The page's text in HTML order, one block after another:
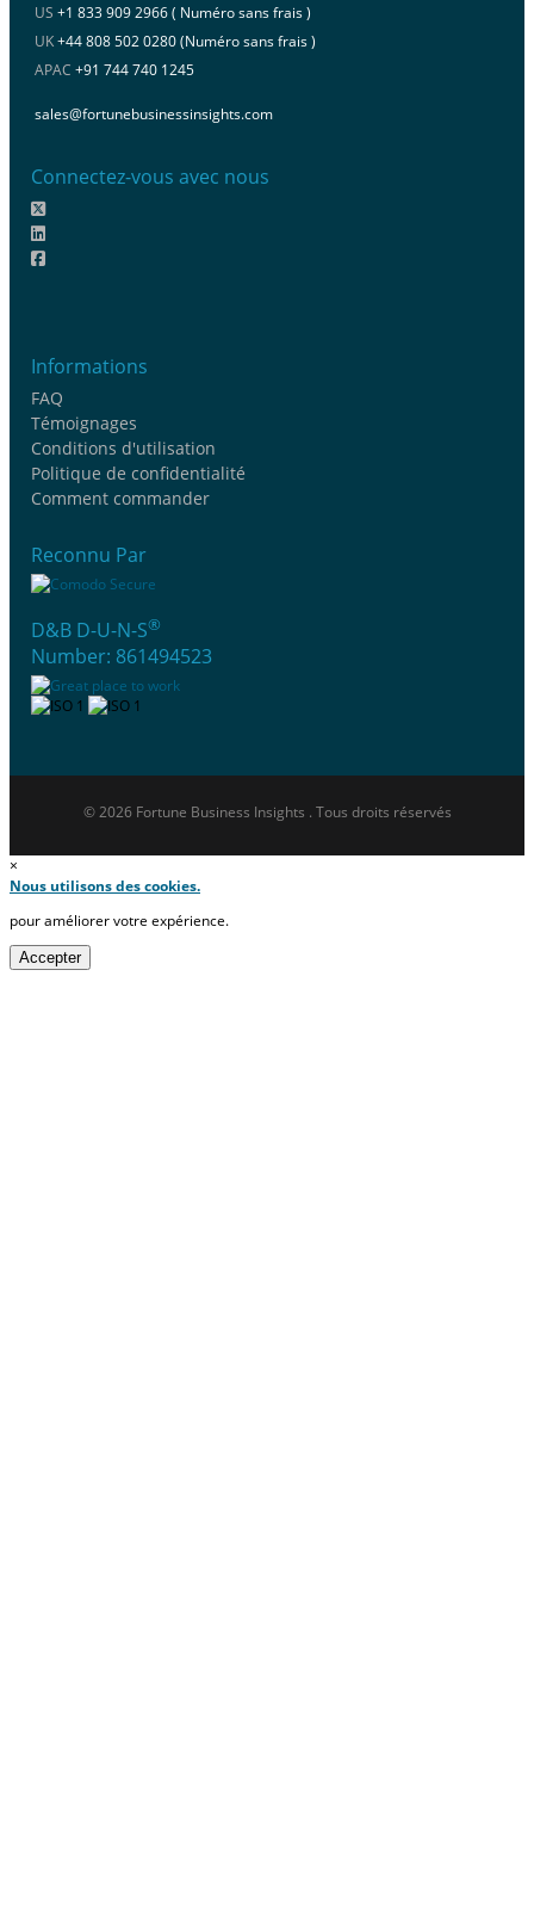
US +1 833 909 2966 ( Numéro sans frais )
UK+44 808 502 0280 (Numéro sans frais )
APAC +91 744 740 1245
sales@fortunebusinessinsights.com
Connectez-vous avec nous
Informations
FAQ
Témoignages
Conditions d'utilisation
Politique de confidentialité
Comment commander
Reconnu Par
D&B D-U-N-S®
Number: 861494523
© 2026 Fortune Business Insights . Tous droits réservés
×
Nous utilisons des cookies.
pour améliorer votre expérience.
Accepter